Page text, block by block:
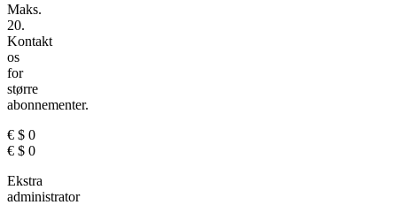
Maks.
20.
Kontakt
os
for
større
abonnementer.
€ $ 0
€ $ 0
Ekstra
administrator